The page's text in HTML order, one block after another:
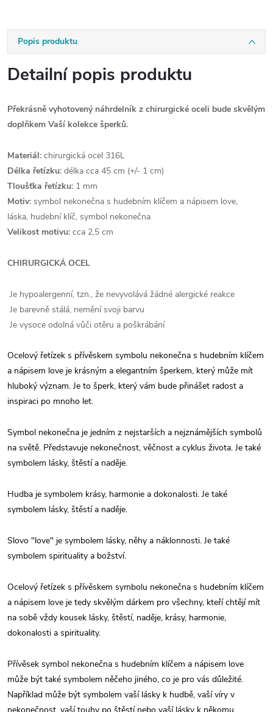
Popis produktu
Detailní popis produktu
Překrásně vyhotovený náhrdelník z chirurgické oceli bude skvělým
doplňkem Vaší kolekce šperků.
Materiál: chirurgická ocel 316L
Délka řetízku: délka cca 45 cm (+/- 1 cm)
Tloušťka řetízku: 1 mm
Motiv: symbol nekonečna s hudebním klíčem a nápisem love,
láska, hudební klíč, symbol nekonečna
Velikost motivu: cca 2,5 cm
CHIRURGICKÁ OCEL
Je hypoalergenní, tzn., že nevyvolává žádné alergické reakce
Je barevně stálá, nemění svoji barvu
Je vysoce odolná vůči otěru a poškrábání
Ocelový řetízek s přívěskem symbolu nekonečna s hudebním klíčem
a nápisem love je krásným a elegantním šperkem, který může mít
hluboký význam. Je to šperk, který vám bude přinášet radost a
inspiraci po mnoho let.
Symbol nekonečna je jedním z nejstarších a nejznámějších symbolů
na světě. Představuje nekonečnost, věčnost a cyklus života. Je také
symbolem lásky, štěstí a naděje.
Hudba je symbolem krásy, harmonie a dokonalosti. Je také
symbolem lásky, štěstí a naděje.
Slovo "love" je symbolem lásky, něhy a náklonnosti. Je také
symbolem spirituality a božství.
Ocelový řetízek s přívěskem symbolu nekonečna s hudebním klíčem
a nápisem love je tedy skvělým dárkem pro všechny, kteří chtějí mít
na sobě vždy kousek lásky, štěstí, naděje, krásy, harmonie,
dokonalosti a spirituality.
Přívěsek symbol nekonečna s hudebním klíčem a nápisem love
může být také symbolem něčeho jiného, co je pro vás důležité.
Například může být symbolem vaší lásky k hudbě, vaší víry v
nekonečnost, vaší touhy po štěstí nebo vaší lásky k někomu